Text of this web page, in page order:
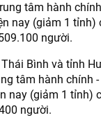
tâm hành
nay (giảm 1
người.
Bình và tỉnh
tâm hành chính
nay (giảm 1 tỉnh)
người.